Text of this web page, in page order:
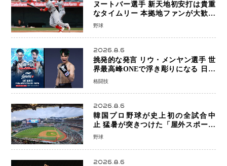
ヌートバー選手 新天地初安打は貴重
なタイムリー 本拠地ファンが大歓声
笑顔で歓喜
野球
2026.8.6
挑発的な発言 リウ・メンヤン選手 世
界最高峰ONEで浮き彫りになる 日本
キックボクシングが直面する“技術
格闘技
2026.8.6
韓国プロ野球が史上初の全試合中
止 猛暑が突きつけた「屋外スポーツ
の限界」 日本発のドーム型施設時代
野球
2026.8.6